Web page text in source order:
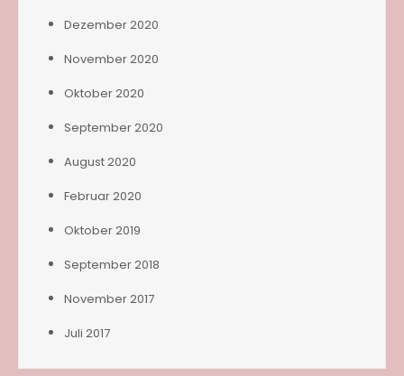
Dezember 2020
November 2020
Oktober 2020
September 2020
August 2020
Februar 2020
Oktober 2019
September 2018
November 2017
Juli 2017